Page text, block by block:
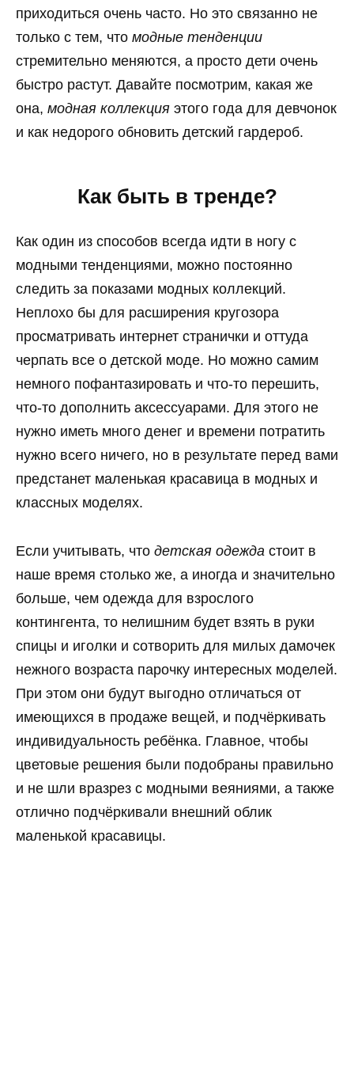
приходиться очень часто. Но это связанно не
только с тем, что модные тенденции
стремительно меняются, а просто дети очень
быстро растут. Давайте посмотрим, какая же
она, модная коллекция этого года для девчонок
и как недорого обновить детский гардероб.
Как быть в тренде?
Как один из способов всегда идти в ногу с
модными тенденциями, можно постоянно
следить за показами модных коллекций.
Неплохо бы для расширения кругозора
просматривать интернет странички и оттуда
черпать все о детской моде. Но можно самим
немного пофантазировать и что-то перешить,
что-то дополнить аксессуарами. Для этого не
нужно иметь много денег и времени потратить
нужно всего ничего, но в результате перед вами
предстанет маленькая красавица в модных и
классных моделях.
Если учитывать, что детская одежда стоит в
наше время столько же, а иногда и значительно
больше, чем одежда для взрослого
контингента, то нелишним будет взять в руки
спицы и иголки и сотворить для милых дамочек
нежного возраста парочку интересных моделей.
При этом они будут выгодно отличаться от
имеющихся в продаже вещей, и подчёркивать
индивидуальность ребёнка. Главное, чтобы
цветовые решения были подобраны правильно
и не шли вразрез с модными веяниями, а также
отлично подчёркивали внешний облик
маленькой красавицы.